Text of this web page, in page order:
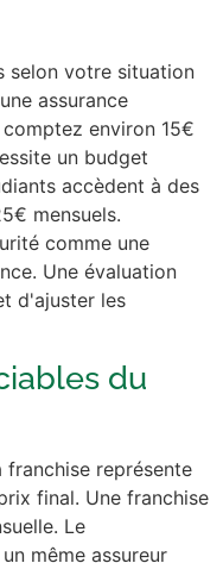
selon votre situation
assurance
environ 15€
un budget
accèdent à des
mensuels.
comme une
Une évaluation
d'ajuster les
du
représente
final. Une franchise
Le
même assureur